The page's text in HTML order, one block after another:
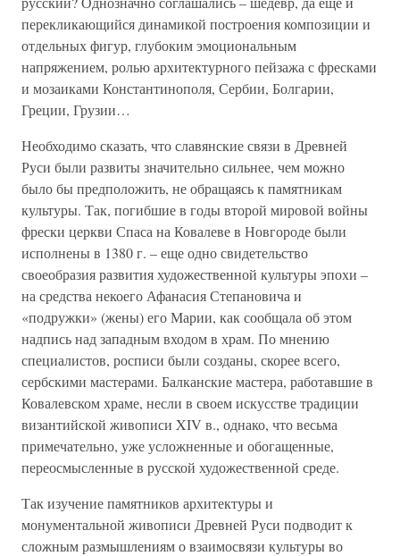
перекликающийся динамикой построения композиции и
отдельных фигур, глубоким эмоциональным
напряжением, ролью архитектурного пейзажа с фресками
и мозаиками Константинополя, Сербии, Болгарии,
Греции, Грузии…
Необходимо сказать, что славянские связи в Древней
Руси были развиты значительно сильнее, чем можно
было бы предположить, не обращаясь к памятникам
культуры. Так, погибшие в годы второй мировой войны
фрески церкви Спаса на Ковалеве в Новгороде были
исполнены в 1380 г. – еще одно свидетельство
своеобразия развития художественной культуры эпохи –
на средства некоего Афанасия Степановича и
«подружки» (жены) его Марии, как сообщала об этом
надпись над западным входом в храм. По мнению
специалистов, росписи были созданы, скорее всего,
сербскими мастерами. Балканские мастера, работавшие в
Ковалевском храме, несли в своем искусстве традиции
византийской живописи XIV в., однако, что весьма
примечательно, уже усложненные и обогащенные,
переосмысленные в русской художественной среде.
Так изучение памятников архитектуры и
монументальной живописи Древней Руси подводит к
сложным размышлениям о взаимосвязи культуры во